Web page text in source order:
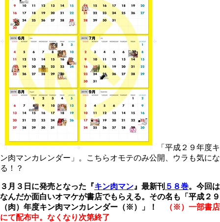
「平成２９年度キ
ン肉マンカレンダー」。こちらオモテのみ公開、ウラも気にな
る！？
３月３日に発売となった『キン肉マン 』最新刊 ５８巻。今回は
なんだか面白いオマケが書店でもらえる。その名も「平成２９
（肉）年度キン肉マンカレンダー（※）」！
（※）一部書店
にて配布中。なくなり次第終了